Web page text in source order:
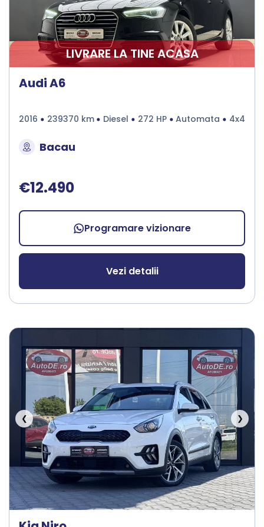
LIVRARE LA TINE ACASA
Audi A6
2016 239370 km Diesel 272 HP Automata 4x4
Bacau
€12.490
Programare vizionare
Vezi detalii
❮ ❯